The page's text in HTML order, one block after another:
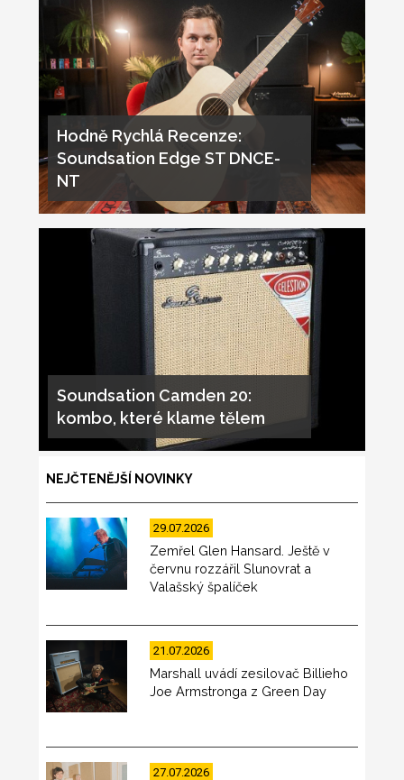
Hodně Rychlá Recenze:
Soundsation Edge ST DNCE-
NT
Soundsation Camden 20:
kombo, které klame tělem
NEJČTENĚJŠÍ NOVINKY
29.07.2026
Zemřel Glen Hansard. Ještě v
červnu rozzářil Slunovrat a
Valašský špalíček
21.07.2026
Marshall uvádí zesilovač Billieho
Joe Armstronga z Green Day
27.07.2026